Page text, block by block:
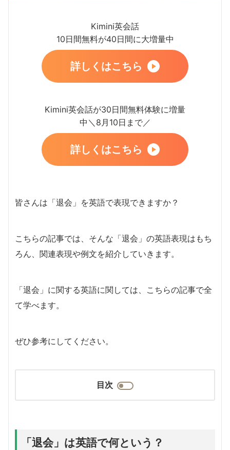
Kimini英会話
10日間無料が40日間に大増量中
詳しくはこちら
Kimini英会話が30日間無料体験に増量
中＼8月10日まで／
詳しくはこちら
皆さんは「退会」を英語で表現できますか？
こちらの記事では、そんな「退会」の英語表現はもち
ろん、関連表現や例文を紹介していきます。
「退会」に関する英語に関しては、こちらの記事で全
て学べます。
ぜひ参考にしてください。
目次
「退会」は英語で何という？